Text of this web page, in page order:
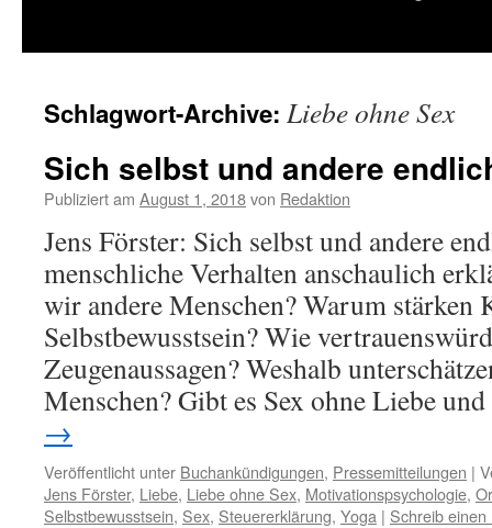
Schlagwort-Archive: Liebe ohne Sex
Sich selbst und andere
Publiziert am August 1, 2018von Redaktion
Jens Förster: Sich selbst und andere
menschliche Verhalten anschaulich
wir andere Menschen? Warum stärken
Selbstbewusstsein? Wie
Zeugenaussagen? Weshalb
Menschen? Gibt es Sex ohne Liebe
→
Veröffentlicht unter Buchankündigungen, Pressemitteilungen |
Jens Förster, Liebe, Liebe ohne Sex, Motivationspsychologie,
Selbstbewusstsein, Sex, Steuererklärung, Yoga | Schreib